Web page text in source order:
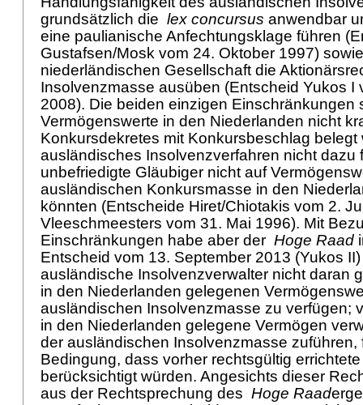
grundsätzlich die lex concursus anwendbar
eine paulianische Anfechtungsklage führen
Gustafsen/Mosk vom 24. Oktober 1997)
niederländischen Gesellschaft die
Insolvenzmasse ausüben (Entscheid Yukos I
2008). Die beiden einzigen Einschränkungen
Vermögenswerte in den Niederlanden nicht
Konkursdekretes mit Konkursbeschlag belegt
ausländisches Insolvenzverfahren nicht dazu
unbefriedigte Gläubiger nicht auf
ausländischen Konkursmasse in den
könnten (Entscheide Hiret/Chiotakis vom 2.
Vleeschmeesters vom 31. Mai 1996). Mit
Einschränkungen habe aber der Hoge Raad
Entscheid vom 13. September 2013 (Yukos
ausländische Insolvenzverwalter nicht daran
in den Niederlanden gelegenen
ausländischen Insolvenzmasse zu verfügen;
in den Niederlanden gelegene Vermögen
der ausländischen Insolvenzmasse zuführen,
Bedingung, dass vorher rechtsgültig
berücksichtigt würden. Angesichts dieser
aus der Rechtsprechung des Hoge Raad